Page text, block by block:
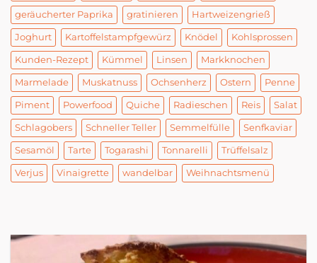
geräucherter Paprika gratinieren Hartweizengrieß
Joghurt Kartoffelstampfgewürz Knödel Kohlsprossen
Kunden-Rezept Kümmel Linsen Markknochen
Marmelade Muskatnuss Ochsenherz Ostern Penne
Piment Powerfood Quiche Radieschen Reis Salat
Schlagobers Schneller Teller Semmelfülle Senfkaviar
Sesamöl Tarte Togarashi Tonnarelli Trüffelsalz
Verjus Vinaigrette wandelbar Weihnachtsmenü